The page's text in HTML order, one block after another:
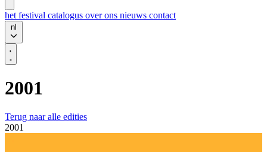
het festival catalogus over ons nieuws contact
nl
2001
Terug naar alle edities
2001